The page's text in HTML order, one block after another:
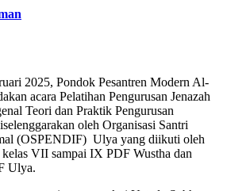
2025, Pondok Pesantren Modern Al-
acara Pelatihan Pengurusan Jenazah
Teori dan Praktik Pengurusan
oleh Organisasi Santri
(OSPENDIF) Ulya yang diikuti oleh
VII sampai IX PDF Wustha dan
Ulya.